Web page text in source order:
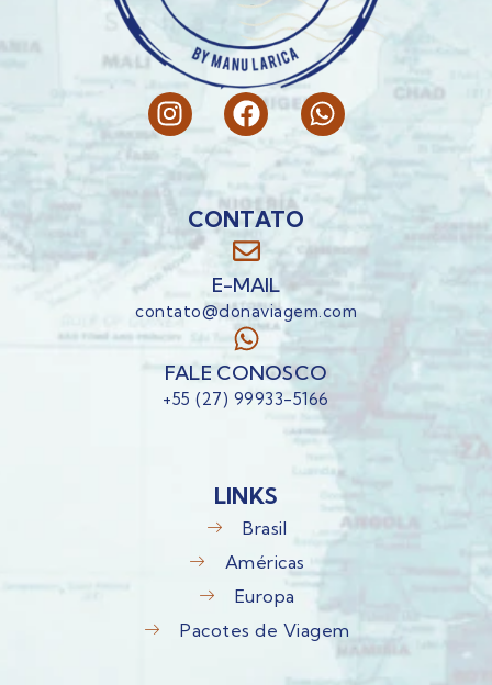
CONTATO
E-MAIL
contato@donaviagem.com
FALE CONOSCO
+55 (27) 99933-5166
LINKS
Brasil
Américas
Europa
Pacotes de Viagem